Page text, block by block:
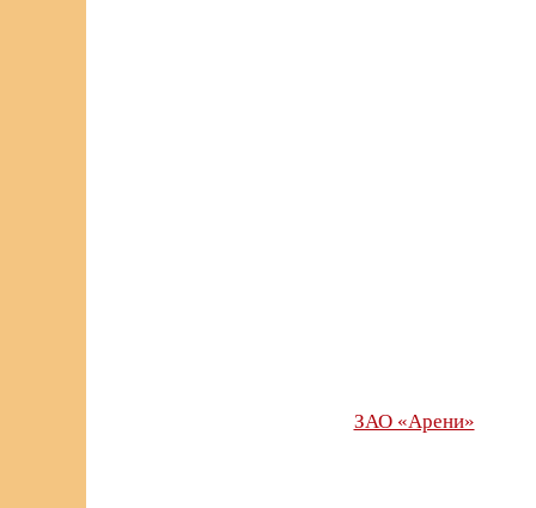
ЗАО «Арени»